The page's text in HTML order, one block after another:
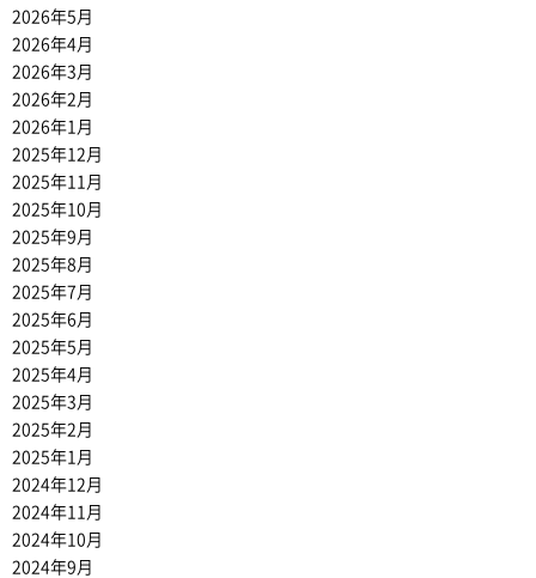
2026年5月
2026年4月
2026年3月
2026年2月
2026年1月
2025年12月
2025年11月
2025年10月
2025年9月
2025年8月
2025年7月
2025年6月
2025年5月
2025年4月
2025年3月
2025年2月
2025年1月
2024年12月
2024年11月
2024年10月
2024年9月